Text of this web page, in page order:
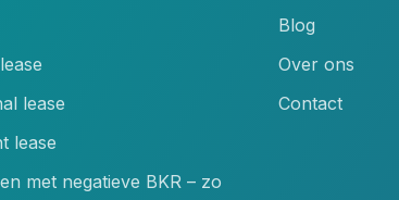
lease
lease
met negatieve BKR – zo
Blog
Over ons
Contact